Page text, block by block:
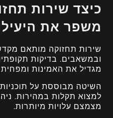
כיצד שירות
משפר את
שירות תחזוקה מותאם
ובמשאבים. בדיקות
מגדיל את האמינות
השיטה מבוססת על
למצוא תקלות במהירות.
מצמצם עלויות מיותרות.